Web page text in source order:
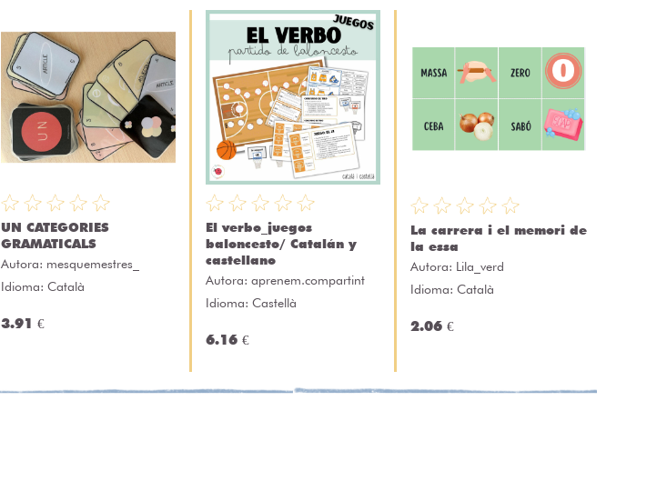
UN CATEGORIES
GRAMATICALS
Autora: mesquemestres_
Idioma: Català
3.91 €
El verbo_juegos
baloncesto/ Catalán y
castellano
Autora: aprenem.compartint
Idioma: Castellà
6.16 €
La carrera i el memori de
la essa
Autora: Lila_verd
Idioma: Català
2.06 €